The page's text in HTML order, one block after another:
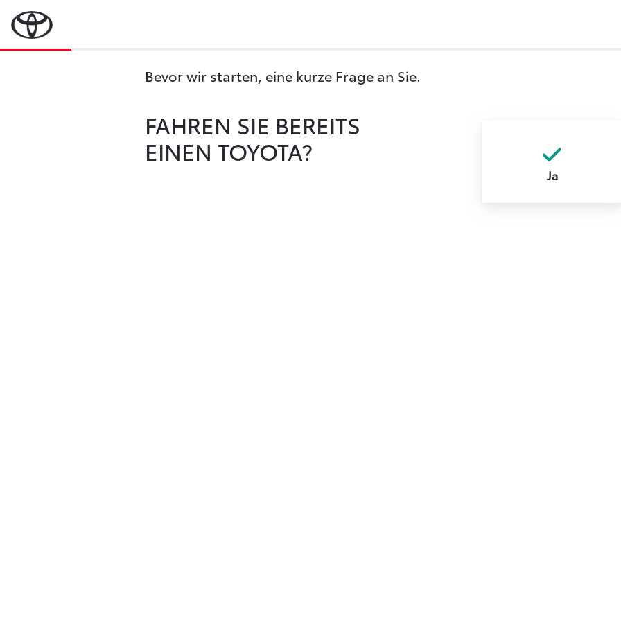
Bevor wir starten, eine kurze Frage an Sie.
FAHREN SIE BEREITS
EINEN TOYOTA?
Ja